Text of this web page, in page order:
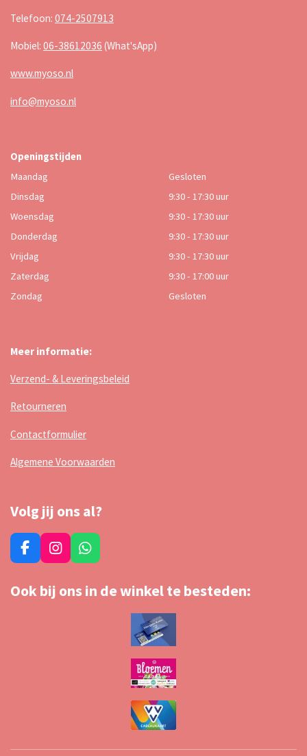
Telefoon: 074-2507913
Mobiel: 06-38612036 (What'sApp)
www.myoso.nl
info@myoso.nl
Openingstijden
Maandag
Gesloten
Dinsdag
9:30 - 17:30 uur
Woensdag
9:30 - 17:30 uur
Donderdag
9:30 - 17:30 uur
Vrijdag
9:30 - 17:30 uur
Zaterdag
9:30 - 17:00 uur
Zondag
Gesloten
Meer informatie:
Verzend- & Leveringsbeleid
Retourneren
Contactformulier
Algemene Voorwaarden
Volg jij ons al?
F
a
e
I
n
t
W
h
t
Ook bij ons in de winkel te besteden: